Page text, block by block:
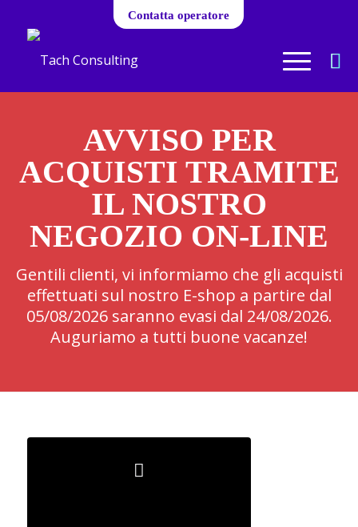
Contatta operatore
AVVISO PER
ACQUISTI TRAMITE
IL NOSTRO
NEGOZIO ON-LINE
Gentili clienti, vi informiamo che gli acquisti
effettuati sul nostro E-shop a partire dal
05/08/2026 saranno evasi dal 24/08/2026.
Auguriamo a tutti buone vacanze!